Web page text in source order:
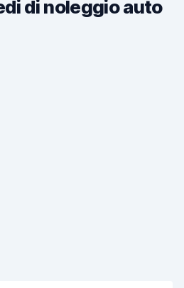
di noleggio auto